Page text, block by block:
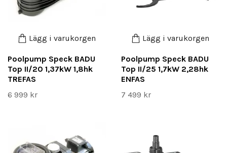
Lägg i varukorgen
Poolpump Speck BADU
Top II/20 1,37kW 1,8hk
TREFAS
6 999 kr
Lägg i varukorgen
Poolpump Speck BADU
Top II/25 1,7kW 2,28hk
ENFAS
7 499 kr